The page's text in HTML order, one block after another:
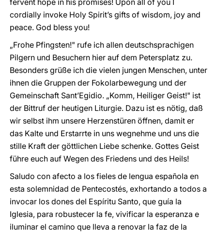
fervent hope in his promises! Upon all of you I
cordially invoke Holy Spirit’s gifts of wisdom, joy and
peace. God bless you!
„Frohe Pfingsten!" rufe ich allen deutschsprachigen
Pilgern und Besuchern hier auf dem Petersplatz zu.
Besonders grüße ich die vielen jungen Menschen, unter
ihnen die Gruppen der Fokolarbewegung und der
Gemeinschaft Sant’Egidio. „Komm, Heiliger Geist!" ist
der Bittruf der heutigen Liturgie. Dazu ist es nötig, daß
wir selbst ihm unsere Herzenstüren öffnen, damit er
das Kalte und Erstarrte in uns wegnehme und uns die
stille Kraft der göttlichen Liebe schenke. Gottes Geist
führe euch auf Wegen des Friedens und des Heils!
Saludo con afecto a los fieles de lengua española en
esta solemnidad de Pentecostés, exhortando a todos a
invocar los dones del Espíritu Santo, que guía la
Iglesia, para robustecer la fe, vivificar la esperanza e
iluminar el camino que lleva a renovar la faz de la